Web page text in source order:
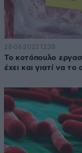
28·06·2023 12:38
Το κοτόπουλο
έχει και γιατί να το